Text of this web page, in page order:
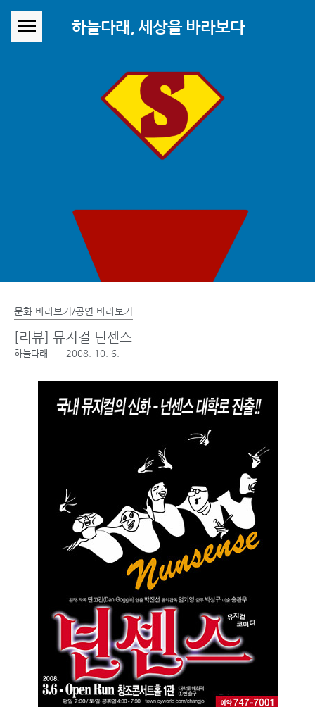
하늘다래, 세상을 바라보다
문화 바라보기/공연 바라보기
[리뷰] 뮤지컬 넌센스
하늘다래 2008. 10. 6.